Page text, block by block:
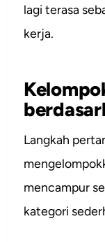
lagi terasa
kerja.
Langkah
mencampur
kategori